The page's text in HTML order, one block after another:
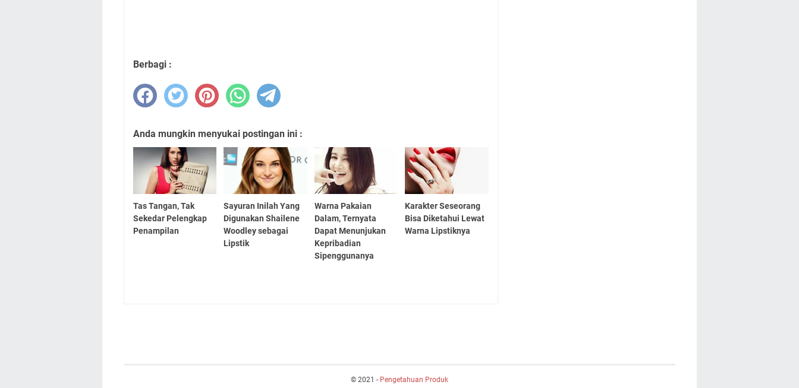
Berbagi :
Anda mungkin menyukai postingan ini :
Tas Tangan, Tak
Sekedar Pelengkap
Penampilan
Sayuran Inilah Yang
Digunakan Shailene
Woodley sebagai
Lipstik
Warna Pakaian
Dalam, Ternyata
Dapat Menunjukan
Kepribadian
Sipenggunanya
Karakter Seseorang
Bisa Diketahui Lewat
Warna Lipstiknya
© 2021 - Pengetahuan Produk